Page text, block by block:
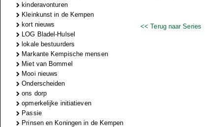
kinderavonturen
Kleinkunst in de Kempen
kort nieuws
LOG Bladel-Hulsel
lokale bestuurders
Markante Kempische mensen
Miet van Bommel
Mooi nieuws
Onderscheiden
ons dorp
opmerkelijke initiatieven
Passie
Prinsen en Koningen in de Kempen
<< Terug naar Series